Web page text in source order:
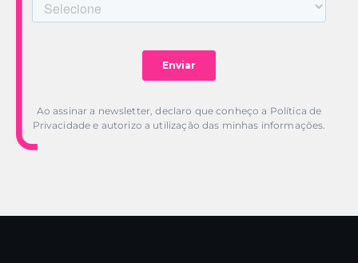
Ao assinar a newsletter, declaro que conheço a Política de
Privacidade e autorizo a utilização das minhas informações.